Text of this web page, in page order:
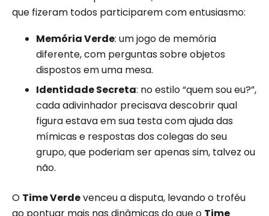
que fizeram todos participarem com entusiasmo:
Memória Verde: um jogo de memória
diferente, com perguntas sobre objetos
dispostos em uma mesa.
Identidade Secreta: no estilo “quem sou eu?”,
cada adivinhador precisava descobrir qual
figura estava em sua testa com ajuda das
mímicas e respostas dos colegas do seu
grupo, que poderiam ser apenas sim, talvez ou
não.
O Time Verdevenceu a disputa, levando o troféu
ao pontuar mais nas dinâmicas do que o Time